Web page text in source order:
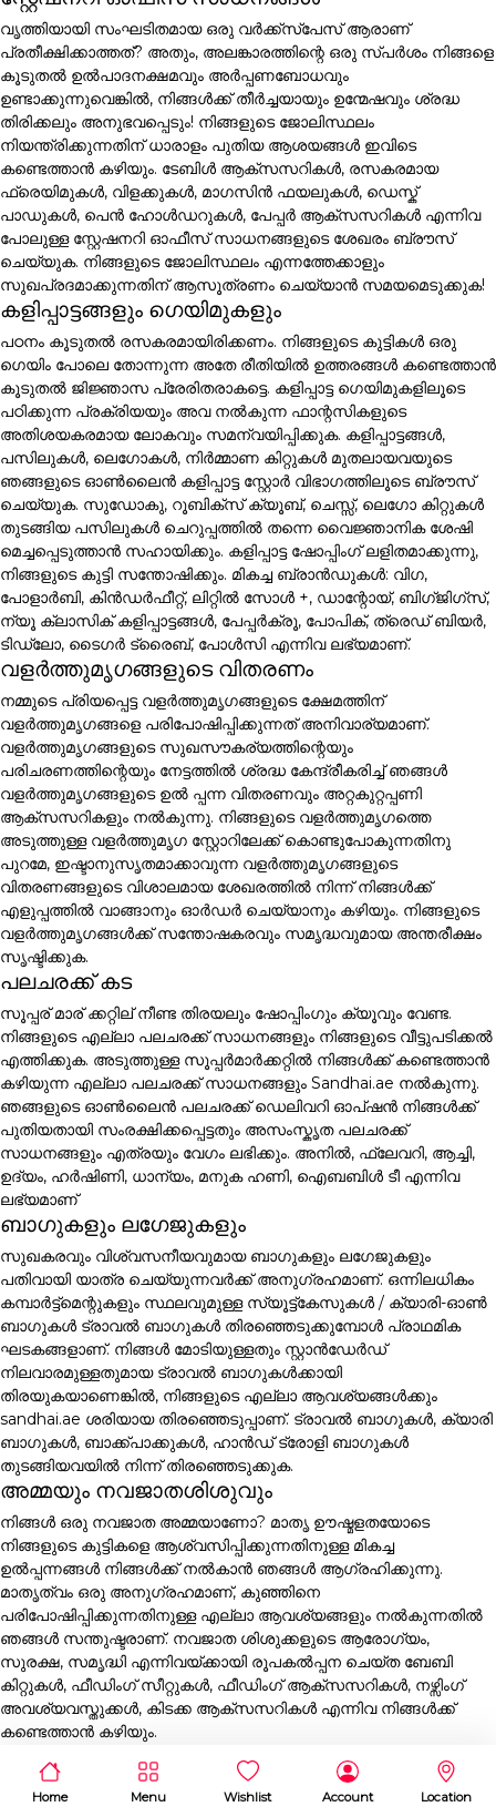
വൃത്തിയായി സംഘടിതമായ ഒരു വർക്ക്സ്പേസ് ആരാണ്
പ്രതീക്ഷിക്കാത്തത്? അതും, അലങ്കാരത്തിന്റെ ഒരു സ്പർശം നിങ്ങളെ
കൂടുതൽ ഉൽപാദനക്ഷമവും അർപ്പണബോധവും
ഉണ്ടാക്കുന്നുവെങ്കിൽ, നിങ്ങൾക്ക് തീർച്ചയായും ഉന്മേഷവും ശ്രദ്ധ
തിരിക്കലും അനുഭവപ്പെടും! നിങ്ങളുടെ ജോലിസ്ഥലം
നിയന്ത്രിക്കുന്നതിന് ധാരാളം പുതിയ ആശയങ്ങൾ ഇവിടെ
കണ്ടെത്താൻ കഴിയും. ടേബിൾ ആക്സസറികൾ, രസകരമായ
ഫ്രെയിമുകൾ, വിളക്കുകൾ, മാഗസിൻ ഫയലുകൾ, ഡെസ്ക്
പാഡുകൾ, പെൻ ഹോൾഡറുകൾ, പേപ്പർ ആക്സസറികൾ എന്നിവ
പോലുള്ള സ്റ്റേഷനറി ഓഫീസ് സാധനങ്ങളുടെ ശേഖരം ബ്രൗസ്
ചെയ്യുക. നിങ്ങളുടെ ജോലിസ്ഥലം എന്നത്തേക്കാളും
സുഖപ്രദമാക്കുന്നതിന് ആസൂത്രണം ചെയ്യാൻ സമയമെടുക്കുക!
കളിപ്പാട്ടങ്ങളും ഗെയിമുകളും
പഠനം കൂടുതൽ രസകരമായിരിക്കണം. നിങ്ങളുടെ കുട്ടികൾ ഒരു
ഗെയിം പോലെ തോന്നുന്ന അതേ രീതിയിൽ ഉത്തരങ്ങൾ കണ്ടെത്താൻ
കൂടുതൽ ജിജ്ഞാസ പ്രേരിതരാകട്ടെ. കളിപ്പാട്ട ഗെയിമുകളിലൂടെ
പഠിക്കുന്ന പ്രക്രിയയും അവ നൽകുന്ന ഫാന്റസികളുടെ
അതിശയകരമായ ലോകവും സമന്വയിപ്പിക്കുക. കളിപ്പാട്ടങ്ങൾ,
പസിലുകൾ, ലെഗോകൾ, നിർമ്മാണ കിറ്റുകൾ മുതലായവയുടെ
ഞങ്ങളുടെ ഓൺലൈൻ കളിപ്പാട്ട സ്റ്റോർ വിഭാഗത്തിലൂടെ ബ്രൗസ്
ചെയ്യുക. സുഡോകു, റൂബിക്സ് ക്യൂബ്, ചെസ്സ്, ലെഗോ കിറ്റുകൾ
തുടങ്ങിയ പസിലുകൾ ചെറുപ്പത്തിൽ തന്നെ വൈജ്ഞാനിക ശേഷി
മെച്ചപ്പെടുത്താൻ സഹായിക്കും. കളിപ്പാട്ട ഷോപ്പിംഗ് ലളിതമാക്കുന്നു,
നിങ്ങളുടെ കുട്ടി സന്തോഷിക്കും. മികച്ച ബ്രാൻഡുകൾ: വിഗ,
പോളാർബി, കിൻഡർഫീറ്റ്, ലിറ്റിൽ സോൾ +, ഡാന്റോയ്, ബിഗ്ജിഗ്സ്,
ന്യൂ ക്ലാസിക് കളിപ്പാട്ടങ്ങൾ, പേപ്പർക്രൂ, പോപിക്, ത്രെഡ് ബിയർ,
ടിഡ്ലോ, ടൈഗർ ട്രൈബ്, പോൾസി എന്നിവ ലഭ്യമാണ്.
വളർത്തുമൃഗങ്ങളുടെ വിതരണം
നമ്മുടെ പ്രിയപ്പെട്ട വളർത്തുമൃഗങ്ങളുടെ ക്ഷേമത്തിന്
വളർത്തുമൃഗങ്ങളെ പരിപോഷിപ്പിക്കുന്നത് അനിവാര്യമാണ്.
വളർത്തുമൃഗങ്ങളുടെ സുഖസൗകര്യത്തിന്റെയും
പരിചരണത്തിന്റെയും നേട്ടത്തിൽ ശ്രദ്ധ കേന്ദ്രീകരിച്ച് ഞങ്ങൾ
വളർത്തുമൃഗങ്ങളുടെ ഉൽ പ്പന്ന വിതരണവും അറ്റകുറ്റപ്പണി
ആക്സസറികളും നൽകുന്നു. നിങ്ങളുടെ വളർത്തുമൃഗത്തെ
അടുത്തുള്ള വളർത്തുമൃഗ സ്റ്റോറിലേക്ക് കൊണ്ടുപോകുന്നതിനു
പുറമേ, ഇഷ്ടാനുസൃതമാക്കാവുന്ന വളർത്തുമൃഗങ്ങളുടെ
വിതരണങ്ങളുടെ വിശാലമായ ശേഖരത്തിൽ നിന്ന് നിങ്ങൾക്ക്
എളുപ്പത്തിൽ വാങ്ങാനും ഓർഡർ ചെയ്യാനും കഴിയും. നിങ്ങളുടെ
വളർത്തുമൃഗങ്ങൾക്ക് സന്തോഷകരവും സമൃദ്ധവുമായ അന്തരീക്ഷം
സൃഷ്ടിക്കുക.
പലചരക്ക് കട
സൂപ്പര് മാര് ക്കറ്റില് നീണ്ട തിരയലും ഷോപ്പിംഗും ക്യൂവും വേണ്ട.
നിങ്ങളുടെ എല്ലാ പലചരക്ക് സാധനങ്ങളും നിങ്ങളുടെ വീട്ടുപടിക്കൽ
എത്തിക്കുക. അടുത്തുള്ള സൂപ്പർമാർക്കറ്റിൽ നിങ്ങൾക്ക് കണ്ടെത്താൻ
കഴിയുന്ന എല്ലാ പലചരക്ക് സാധനങ്ങളും Sandhai.ae നൽകുന്നു.
ഞങ്ങളുടെ ഓൺലൈൻ പലചരക്ക് ഡെലിവറി ഓപ്ഷൻ നിങ്ങൾക്ക്
പുതിയതായി സംരക്ഷിക്കപ്പെട്ടതും അസംസ്കൃത പലചരക്ക്
സാധനങ്ങളും എത്രയും വേഗം ലഭിക്കും. അനിൽ, ഫ്ലേവറി, ആച്ചി,
ഉദ്യം, ഹർഷിണി, ധാന്യം, മനുക ഹണി, ഐബബിൾ ടീ എന്നിവ
ലഭ്യമാണ്
ബാഗുകളും ലഗേജുകളും
സുഖകരവും വിശ്വസനീയവുമായ ബാഗുകളും ലഗേജുകളും
പതിവായി യാത്ര ചെയ്യുന്നവർക്ക് അനുഗ്രഹമാണ്. ഒന്നിലധികം
കമ്പാർട്ട്മെന്റുകളും സ്ഥലവുമുള്ള സ്യൂട്ട്കേസുകൾ / ക്യാരി-ഓൺ
ബാഗുകൾ ട്രാവൽ ബാഗുകൾ തിരഞ്ഞെടുക്കുമ്പോൾ പ്രാഥമിക
ഘടകങ്ങളാണ്. നിങ്ങൾ മോടിയുള്ളതും സ്റ്റാൻഡേർഡ്
നിലവാരമുള്ളതുമായ ട്രാവൽ ബാഗുകൾക്കായി
തിരയുകയാണെങ്കിൽ, നിങ്ങളുടെ എല്ലാ ആവശ്യങ്ങൾക്കും
sandhai.ae ശരിയായ തിരഞ്ഞെടുപ്പാണ്. ട്രാവൽ ബാഗുകൾ, ക്യാരി
ബാഗുകൾ, ബാക്ക്പാക്കുകൾ, ഹാൻഡ് ട്രോളി ബാഗുകൾ
തുടങ്ങിയവയിൽ നിന്ന് തിരഞ്ഞെടുക്കുക.
അമ്മയും നവജാതശിശുവും
നിങ്ങൾ ഒരു നവജാത അമ്മയാണോ? മാതൃ ഊഷ്മളതയോടെ
നിങ്ങളുടെ കുട്ടികളെ ആശ്വസിപ്പിക്കുന്നതിനുള്ള മികച്ച
ഉൽപ്പന്നങ്ങൾ നിങ്ങൾക്ക് നൽകാൻ ഞങ്ങൾ ആഗ്രഹിക്കുന്നു.
മാതൃത്വം ഒരു അനുഗ്രഹമാണ്, കുഞ്ഞിനെ
പരിപോഷിപ്പിക്കുന്നതിനുള്ള എല്ലാ ആവശ്യങ്ങളും നൽകുന്നതിൽ
ഞങ്ങൾ സന്തുഷ്ടരാണ്. നവജാത ശിശുക്കളുടെ ആരോഗ്യം,
സുരക്ഷ, സമൃദ്ധി എന്നിവയ്ക്കായി രൂപകൽപ്പന ചെയ്ത ബേബി
കിറ്റുകൾ, ഫീഡിംഗ് സീറ്റുകൾ, ഫീഡിംഗ് ആക്സസറികൾ, നഴ്സിംഗ്
അവശ്യവസ്തുക്കൾ, കിടക്ക ആക്സസറികൾ എന്നിവ നിങ്ങൾക്ക്
കണ്ടെത്താൻ കഴിയും.
Home Menu Wishlist Account Location